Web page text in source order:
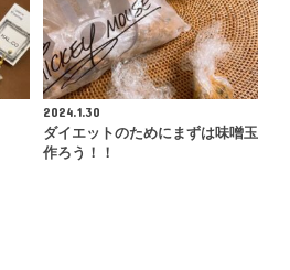
2024.1.30
ダイエットのためにまずは味噌玉
作ろう！！